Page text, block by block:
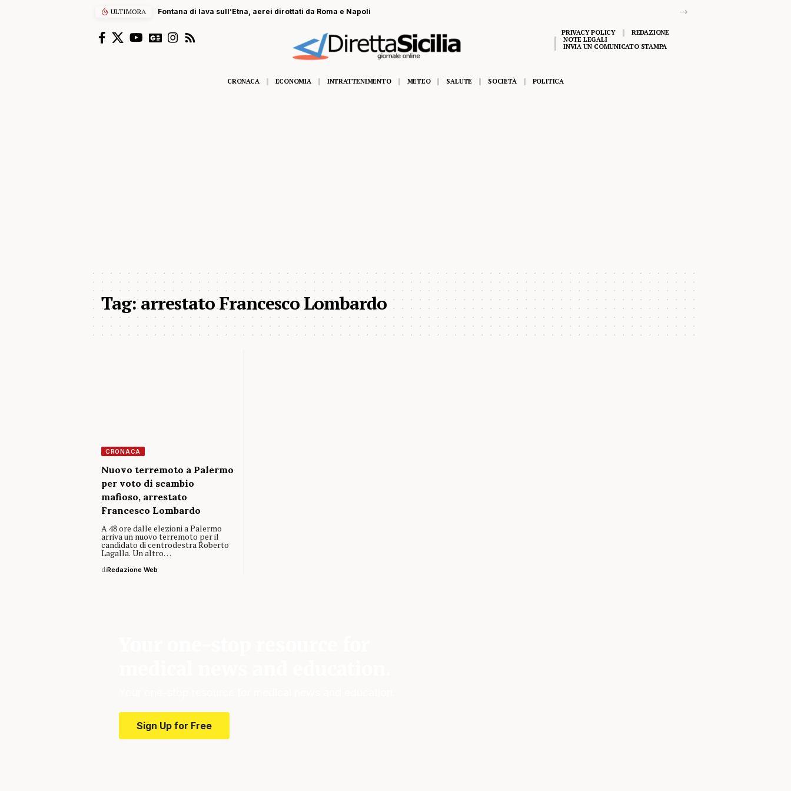
ULTIMORA Fontana di lava sull’Etna, aerei dirottati da Roma e Napoli
PRIVACY POLICY
REDAZIONE
NOTE LEGALI
INVIA UN COMUNICATO STAMPA
CRONACA ECONOMIA INTRATTENIMENTO METEO SALUTE SOCIETÀ POLITICA
Tag:arrestato Francesco Lombardo
CRONACA
Nuovo terremoto a Palermo
per voto di scambio
mafioso, arrestato
Francesco Lombardo
A 48 ore dalle elezioni a Palermo
arriva un nuovo terremoto per il
candidato di centrodestra Roberto
Lagalla. Un altro…
diRedazione Web
Sign Up for Free